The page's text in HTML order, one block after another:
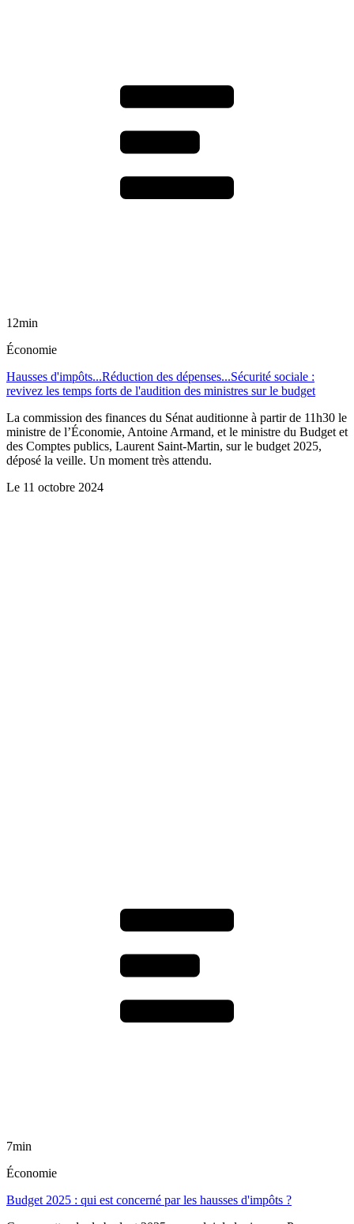
12min
Économie
Hausses d'impôts...Réduction des dépenses...Sécurité sociale :
revivez les temps forts de l'audition des ministres sur le budget
La commission des finances du Sénat auditionne à partir de 11h30 le
ministre de l’Économie, Antoine Armand, et le ministre du Budget et
des Comptes publics, Laurent Saint-Martin, sur le budget 2025,
déposé la veille. Un moment très attendu.
Le 11 octobre 2024
7min
Économie
Budget 2025 : qui est concerné par les hausses d'impôts ?